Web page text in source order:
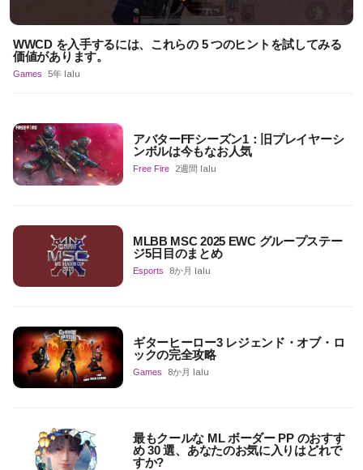
WWCD を入手するには、これらの 5 つのヒントを試してみる
価値があります。
Games 5年 lalu
アバターFFシーズン1：旧プレイヤーシ
ンボルは今もなお人気
Free Fire 2週間 lalu
MLBB MSC 2025 EWC グループステー
ジ5日目のまとめ
Esports 8か月 lalu
ギターヒーロー3 レジェンド・オブ・ロ
ックの完全攻略
Games 8か月 lalu
最もクールな ML ボーダー PP のおすす
め 30 選、あなたのお気に入りはどれで
すか?